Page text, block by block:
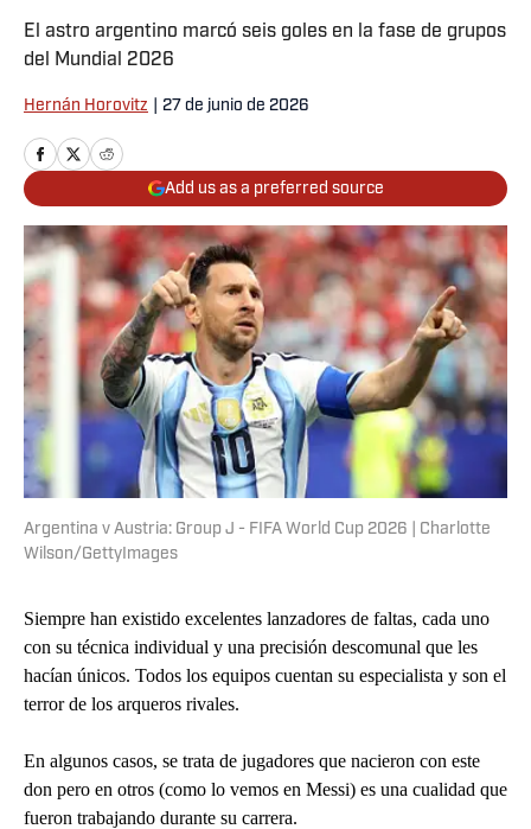
El astro argentino marcó seis goles en la fase de grupos
del Mundial 2026
Hernán Horovitz 27 de junio de 2026
Add us as a preferred source
Argentina v Austria: Group J - FIFA World Cup 2026 | Charlotte
Wilson/GettyImages
Siempre han existido excelentes lanzadores de faltas, cada uno
con su técnica individual y una precisión descomunal que les
hacían únicos. Todos los equipos cuentan su especialista y son el
terror de los arqueros rivales.
En algunos casos, se trata de jugadores que nacieron con este
don pero en otros (como lo vemos en Messi) es una cualidad que
fueron trabajando durante su carrera.